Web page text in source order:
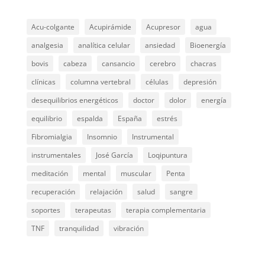
Acu-colgante Acupirámide Acupresor
agua
analgesia
analítica celular ansiedad
Bioenergía
bovis
cabeza cansancio cerebro
chacras
clínicas
columna vertebral células
depresión
desequilibrios energéticos
doctor dolor
energía
equilibrio
espalda España
estrés
Fibromialgia
Insomnio
Instrumental
instrumentales
José García
Loqipuntura
meditación
mental muscular
Penta
recuperación
relajación salud
sangre
soportes
terapeutas
terapia complementaria
TNF
tranquilidad vibración